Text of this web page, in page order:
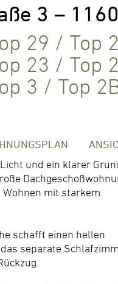
3 –
29 / Top
23 / Top
3 / Top
und ein klarer
mit starkem
schafft einen hellen
separate